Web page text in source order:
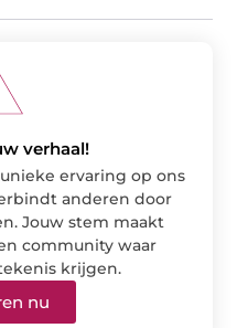
verhaal!
ervaring op ons
anderen door
Jouw stem maakt
community waar
krijgen.
nu